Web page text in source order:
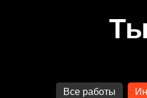
Все работы